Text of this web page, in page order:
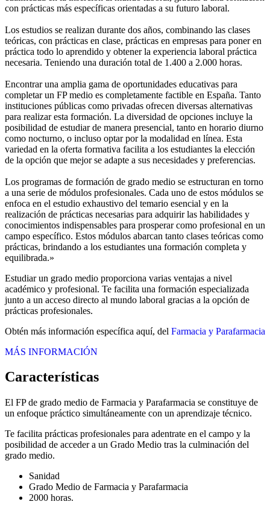
con prácticas más específicas orientadas a su futuro laboral.
Los estudios se realizan durante dos años, combinando las clases
teóricas, con prácticas en clase, prácticas en empresas para poner en
práctica todo lo aprendido y obtener la experiencia laboral práctica
necesaria. Teniendo una duración total de 1.400 a 2.000 horas.
Encontrar una amplia gama de oportunidades educativas para
completar un FP medio es completamente factible en España. Tanto
instituciones públicas como privadas ofrecen diversas alternativas
para realizar esta formación. La diversidad de opciones incluye la
posibilidad de estudiar de manera presencial, tanto en horario diurno
como nocturno, o incluso optar por la modalidad en línea. Esta
variedad en la oferta formativa facilita a los estudiantes la elección
de la opción que mejor se adapte a sus necesidades y preferencias.
Los programas de formación de grado medio se estructuran en torno
a una serie de módulos profesionales. Cada uno de estos módulos se
enfoca en el estudio exhaustivo del temario esencial y en la
realización de prácticas necesarias para adquirir las habilidades y
conocimientos indispensables para prosperar como profesional en un
campo específico. Estos módulos abarcan tanto clases teóricas como
prácticas, brindando a los estudiantes una formación completa y
equilibrada.»
Estudiar un grado medio proporciona varias ventajas a nivel
académico y profesional. Te facilita una formación especializada
junto a un acceso directo al mundo laboral gracias a la opción de
prácticas profesionales.
Obtén más información específica aquí, del Farmacia y Parafarmacia
MÁS INFORMACIÓN
Características
El FP de grado medio de Farmacia y Parafarmacia se constituye de
un enfoque práctico simultáneamente con un aprendizaje técnico.
Te facilita prácticas profesionales para adentrate en el campo y la
posibilidad de acceder a un Grado Medio tras la culminación del
grado medio.
Sanidad
Grado Medio de Farmacia y Parafarmacia
2000 horas.